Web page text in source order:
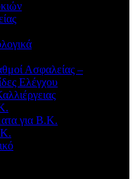
Ασφαλείας –
Ελέγχου
για Β.Κ.